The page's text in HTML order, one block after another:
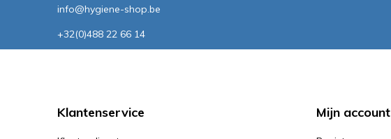
info@hygiene-shop.be
+32(0)488 22 66 14
Klantenservice Mijn account